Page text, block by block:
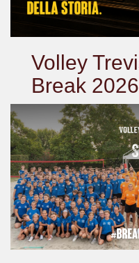
Volley
Break 2026